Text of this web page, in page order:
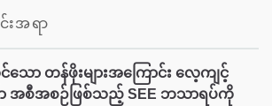
အရာ
သော တန်ဖိုးများအကြောင်း လေ့ကျင့်
အစီအစဉ်ဖြစ်သည့် SEE ဘသာရပ်ကို